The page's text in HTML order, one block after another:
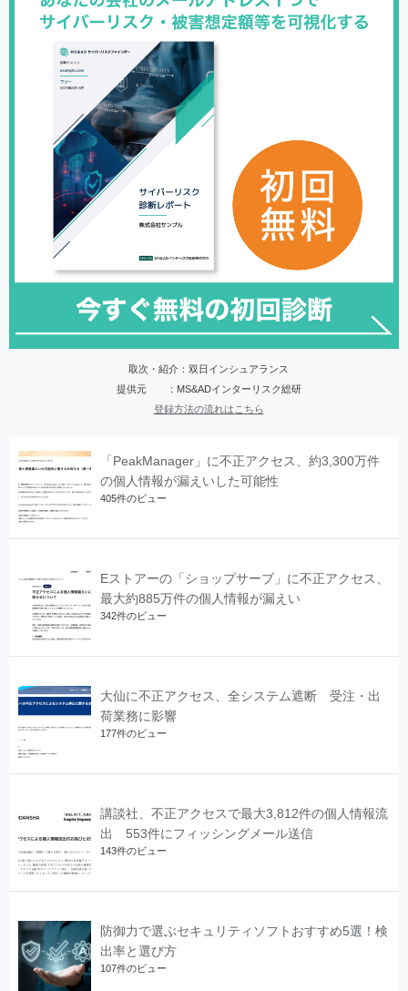
取次・紹介：双日インシュアランス
提供元 ：MS&ADインターリスク総研
登録方法の流れはこちら
「PeakManager」に不正アクセス、約3,300万件
の個人情報が漏えいした可能性
405件のビュー
Eストアーの「ショップサーブ」に不正アクセス、
最大約885万件の個人情報が漏えい
342件のビュー
大仙に不正アクセス、全システム遮断 受注・出
荷業務に影響
177件のビュー
講談社、不正アクセスで最大3,812件の個人情報流
出 553件にフィッシングメール送信
143件のビュー
防御力で選ぶセキュリティソフトおすすめ5選！検
出率と選び方
107件のビュー